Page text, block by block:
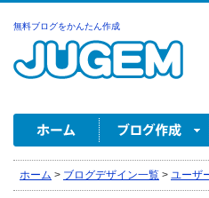
無料ブログをかんたん作成
ホーム > ブログデザイン一覧 > ユーザ